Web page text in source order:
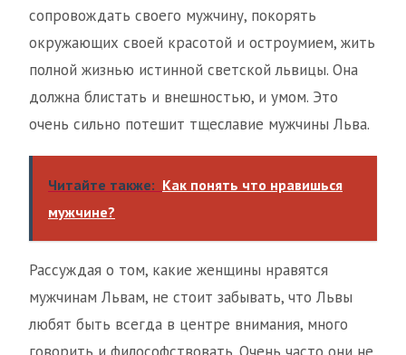
сопровождать своего мужчину, покорять
окружающих своей красотой и остроумием, жить
полной жизнью истинной светской львицы. Она
должна блистать и внешностью, и умом. Это
очень сильно потешит тщеславие мужчины Льва.
Читайте также: Как понять что нравишься
мужчине?
Рассуждая о том, какие женщины нравятся
мужчинам Львам, не стоит забывать, что Львы
любят быть всегда в центре внимания, много